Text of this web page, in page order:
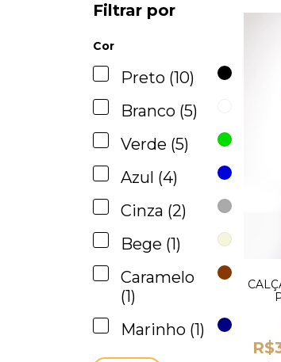
Filtrar por
Cor
Preto (10)
Branco (5)
Verde (5)
Azul (4)
Cinza (2)
Bege (1)
Caramelo
(1)
Marinho (1)